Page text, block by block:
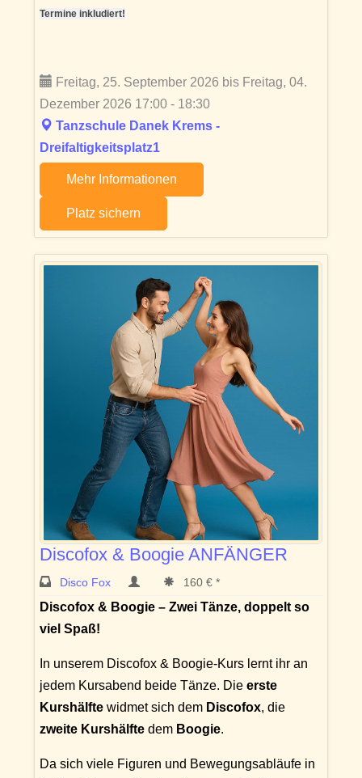
Termine inkludiert!
Freitag, 25. September 2026 bis Freitag, 04.
Dezember 2026 17:00 - 18:30
Tanzschule Danek Krems -
Dreifaltigkeitsplatz1
Mehr Informationen
Platz sichern
Discofox & Boogie ANFÄNGER
Disco Fox 160 € *
Discofox & Boogie – Zwei Tänze, doppelt so
viel Spaß!
In unserem Discofox & Boogie-Kurs lernt ihr an
jedem Kursabend beide Tänze. Die erste
Kurshälfte widmet sich dem Discofox, die
zweite Kurshälfte dem Boogie.
Da sich viele Figuren und Bewegungsabläufe in